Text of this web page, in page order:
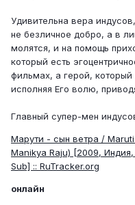
Удивительна вера
не безличное добро, а в
молятся, и на помощь
который есть
фильмах, а герой,
исполняя Его волю,
Главный супер-мен
Марути - сын ветра /
Manikya Raju) [2009,
Sub] :: RuTracker.org
онлайн